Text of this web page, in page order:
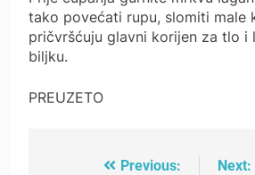
tako povećati rupu, slomiti male
pričvršćuju glavni korijen za tlo i
biljku.
PREUZETO
Previous:
Next: